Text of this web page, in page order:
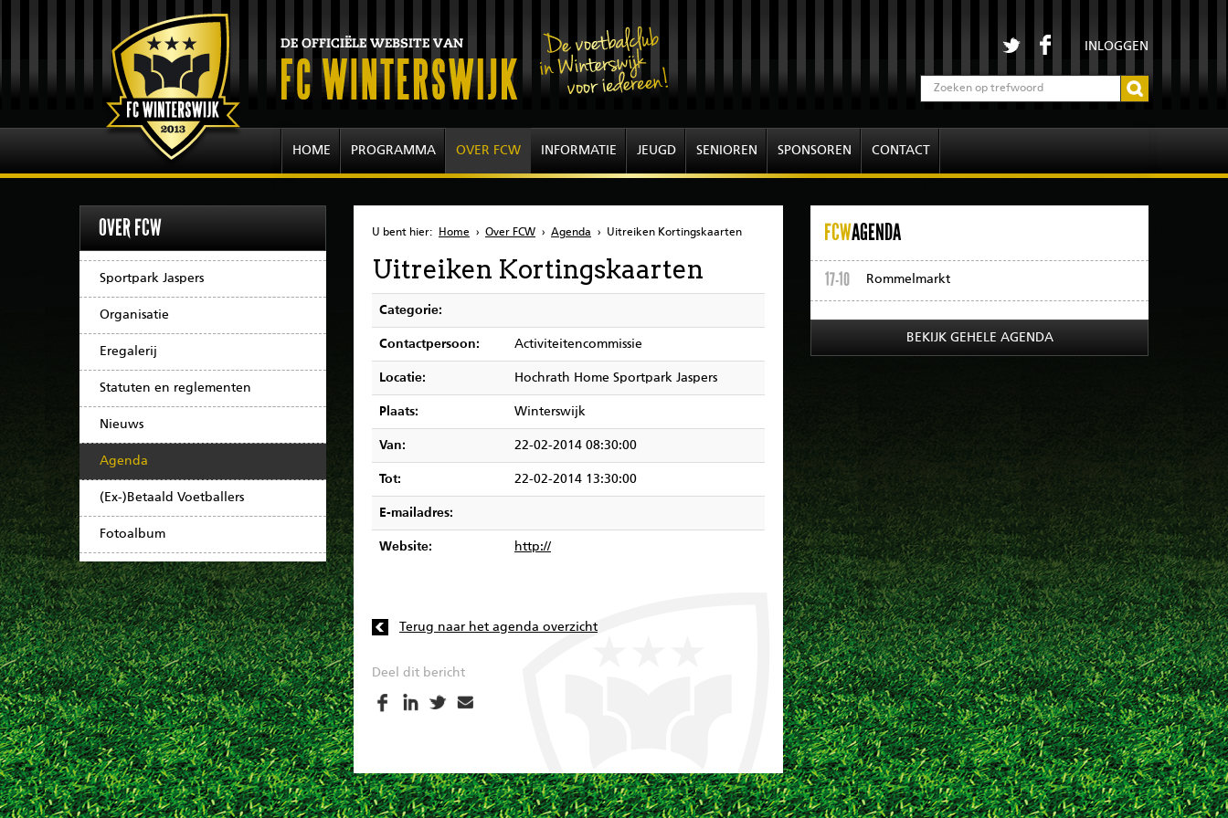
INLOGGEN
HOME PROGRAMMA OVER FCW INFORMATIE JEUGD SENIOREN SPONSOREN CONTACT
OVER FCW
Sportpark Jaspers
Organisatie
Eregalerij
Statuten en reglementen
Nieuws
Agenda
(Ex-)Betaald Voetballers
Fotoalbum
U bent hier: Home › Over FCW › Agenda › Uitreiken Kortingskaarten
Uitreiken Kortingskaarten
Categorie:
Contactpersoon: Activiteitencommissie
Locatie: Hochrath Home Sportpark Jaspers
Plaats: Winterswijk
Van: 22-02-2014 08:30:00
Tot: 22-02-2014 13:30:00
E-mailadres:
Website: http://
Terug naar het agenda overzicht
Deel dit bericht
FCWAGENDA
17-10 Rommelmarkt
BEKIJK GEHELE AGENDA